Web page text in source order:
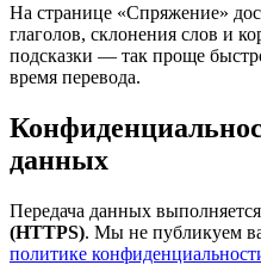
На странице «Спряжение»
глаголов, склонения слов и
подсказки — так проще
время перевода.
данных
Передача данных
(HTTPS). Мы не публикуем
политике